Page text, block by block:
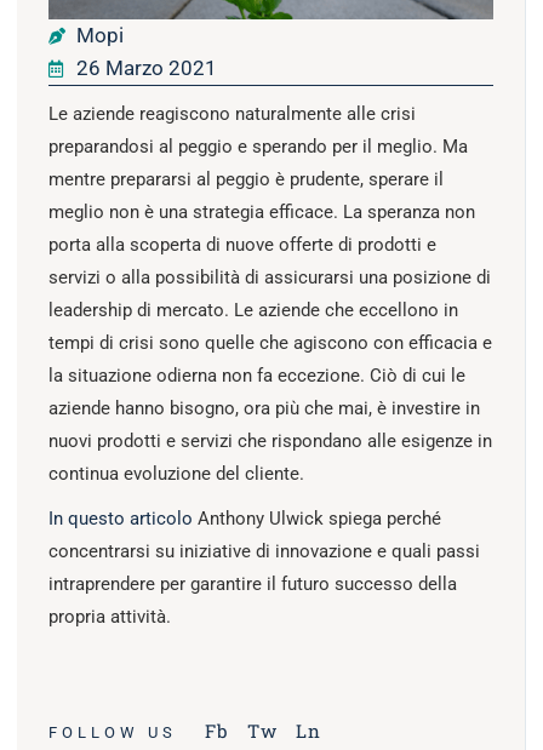
Mopi
26 Marzo 2021
Le aziende reagiscono naturalmente alle crisi
preparandosi al peggio e sperando per il meglio. Ma
mentre prepararsi al peggio è prudente, sperare il
meglio non è una strategia efficace. La speranza non
porta alla scoperta di nuove offerte di prodotti e
servizi o alla possibilità di assicurarsi una posizione di
leadership di mercato. Le aziende che eccellono in
tempi di crisi sono quelle che agiscono con efficacia e
la situazione odierna non fa eccezione. Ciò di cui le
aziende hanno bisogno, ora più che mai, è investire in
nuovi prodotti e servizi che rispondano alle esigenze in
continua evoluzione del cliente.
In questo articolo Anthony Ulwick spiega perché
concentrarsi su iniziative di innovazione e quali passi
intraprendere per garantire il futuro successo della
propria attività.
FOLLOW US Fb Tw Ln